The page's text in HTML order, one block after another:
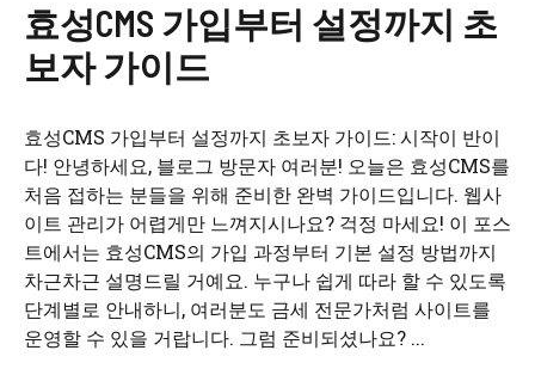
효성CMS 가입부터 설정까지 초
보자 가이드
효성CMS 가입부터 설정까지 초보자 가이드: 시작이 반이
다! 안녕하세요, 블로그 방문자 여러분! 오늘은 효성CMS를
처음 접하는 분들을 위해 준비한 완벽 가이드입니다. 웹사
이트 관리가 어렵게만 느껴지시나요? 걱정 마세요! 이 포스
트에서는 효성CMS의 가입 과정부터 기본 설정 방법까지
차근차근 설명드릴 거예요. 누구나 쉽게 따라 할 수 있도록
단계별로 안내하니, 여러분도 금세 전문가처럼 사이트를
운영할 수 있을 거랍니다. 그럼 준비되셨나요? ...